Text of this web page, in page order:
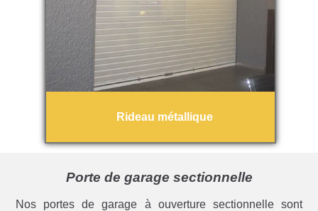
Rideau métallique
Porte de garage sectionnelle
Nos portes de garage à ouverture sectionnelle sont